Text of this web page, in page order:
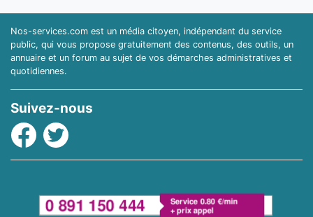
Nos-services.com est un média citoyen, indépendant du service
public, qui vous propose gratuitement des contenus, des outils, un
annuaire et un forum au sujet de vos démarches administratives et
quotidiennes.
Suivez-nous
Facebook
Twitter